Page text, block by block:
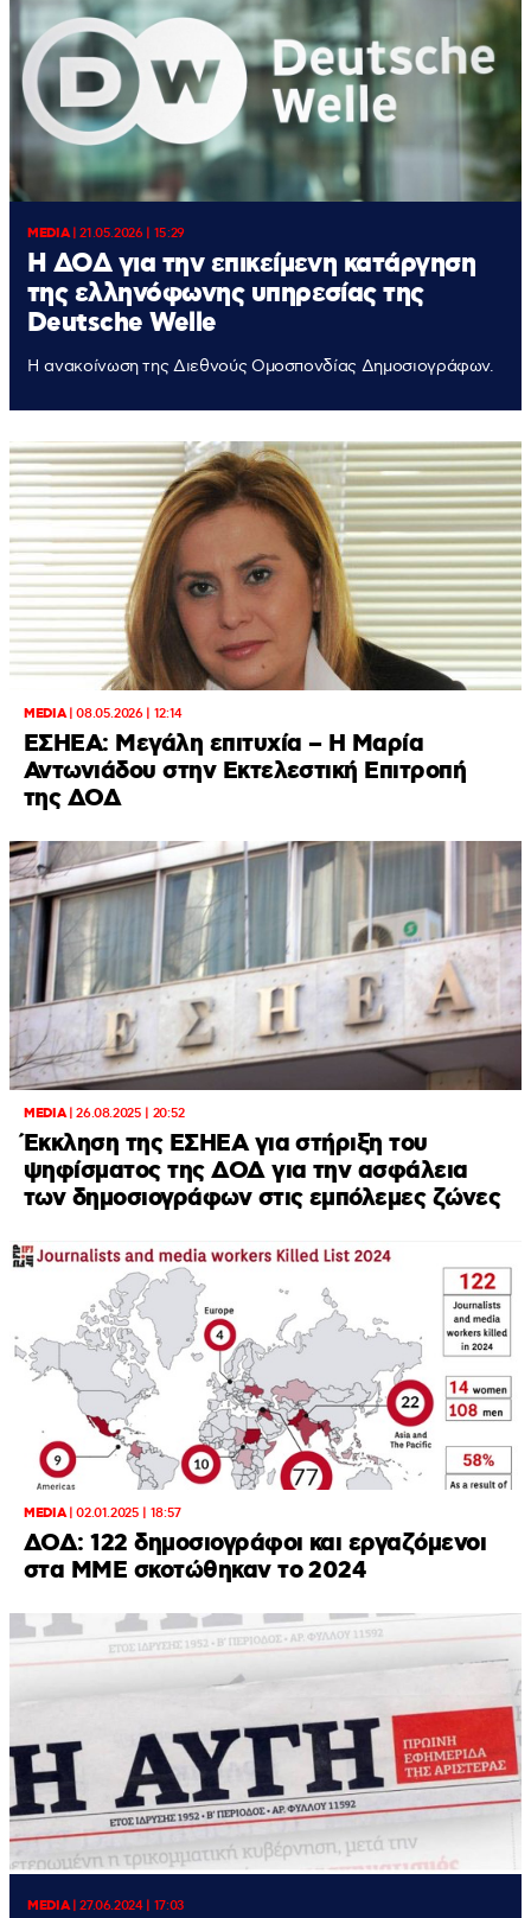
MEDIA|21.05.2026 | 15:29
Η ΔΟΔ για την επικείμενη κατάργηση
της ελληνόφωνης υπηρεσίας της
Deutsche Welle
H ανακοίνωση της Διεθνούς Ομοσπονδίας Δημοσιογράφων.
MEDIA|08.05.2026 | 12:14
ΕΣΗΕΑ: Μεγάλη επιτυχία – H Μαρία
Αντωνιάδου στην Εκτελεστική Επιτροπή
της ΔΟΔ
MEDIA|26.08.2025 | 20:52
Έκκληση της ΕΣΗΕΑ για στήριξη του
ψηφίσματος της ΔΟΔ για την ασφάλεια
των δημοσιογράφων στις εμπόλεμες ζώνες
MEDIA|02.01.2025 | 18:57
ΔΟΔ: 122 δημοσιογράφοι και εργαζόμενοι
στα ΜΜΕ σκοτώθηκαν το 2024
MEDIA|27.06.2024 | 17:03